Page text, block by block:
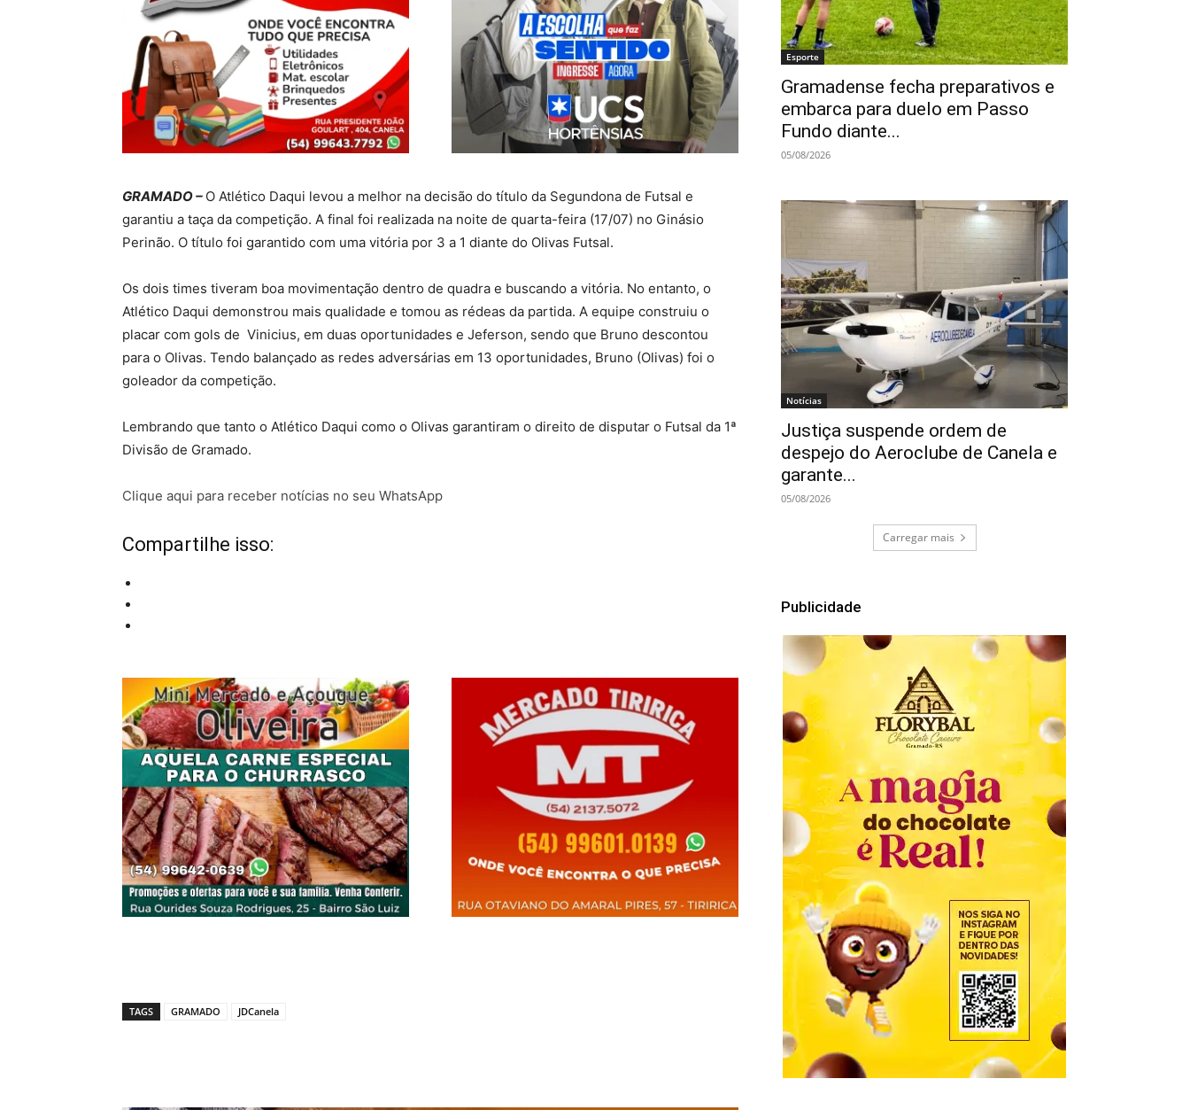
GRAMADO – O Atlético Daqui levou a melhor na decisão do título da Segundona de Futsal e
garantiu a taça da competição. A final foi realizada na noite de quarta-feira (17/07) no Ginásio
Perinão. O título foi garantido com uma vitória por 3 a 1 diante do Olivas Futsal.
Os dois times tiveram boa movimentação dentro de quadra e buscando a vitória. No entanto, o
Atlético Daqui demonstrou mais qualidade e tomou as rédeas da partida. A equipe construiu o
placar com gols de Vinicius, em duas oportunidades e Jeferson, sendo que Bruno descontou
para o Olivas. Tendo balançado as redes adversárias em 13 oportunidades, Bruno (Olivas) foi o
goleador da competição.
Lembrando que tanto o Atlético Daqui como o Olivas garantiram o direito de disputar o Futsal da 1ª
Divisão de Gramado.
Clique aqui para receber notícias no seu WhatsApp
Compartilhe isso:
TAGS GRAMADO JDCanela
Esporte
Gramadense fecha preparativos e
embarca para duelo em Passo
Fundo diante...
05/08/2026
Notícias
Justiça suspende ordem de
despejo do Aeroclube de Canela e
garante...
05/08/2026
Carregar mais
Publicidade